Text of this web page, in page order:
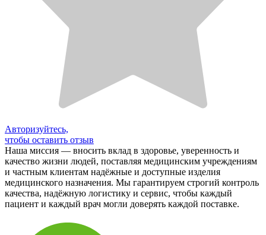
Авторизуйтесь,
чтобы оставить отзыв
Наша миссия — вносить вклад в здоровье, уверенность и
качество жизни людей, поставляя медицинским учреждениям
и частным клиентам надёжные и доступные изделия
медицинского назначения. Мы гарантируем строгий контроль
качества, надёжную логистику и сервис, чтобы каждый
пациент и каждый врач могли доверять каждой поставке.